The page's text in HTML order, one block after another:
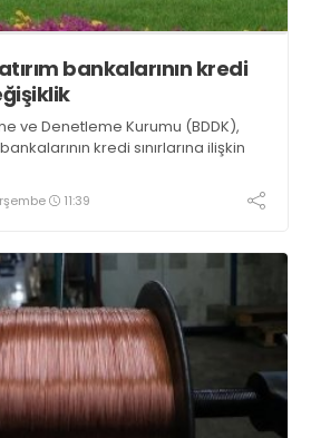
bankalarının kredi
ve Denetleme Kurumu (BDDK),
kredi sınırlarına ilişkin
11:39